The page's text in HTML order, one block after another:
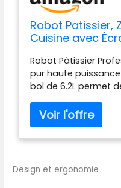
Robot Patissier,
Cuisine avec
Pâtissier avec
et Pare-
(Blanc)
Robot Pâtissier
pur haute
bol de 6.2L permet
de tout faire,
trajectoire
film est plus rapide,
facilement cuire des
Design et ergonomie